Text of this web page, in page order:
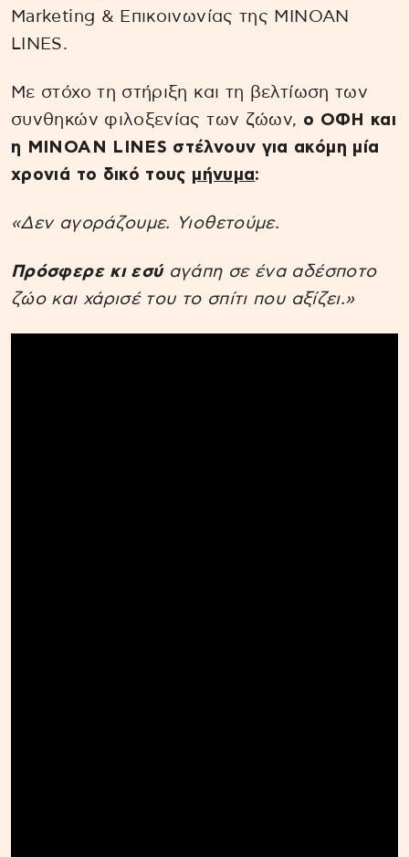
Marketing & Επικοινωνίας της MINOAN
LINES.
Με στόχο τη στήριξη και τη βελτίωση των
συνθηκών φιλοξενίας των ζώων, ο ΟΦΗ και
η MINOAN LINES στέλνουν για ακόμη μία
χρονιά το δικό τους μήνυμα:
«Δεν αγοράζουμε. Υιοθετούμε.
Πρόσφερε κι εσύαγάπη σε ένα αδέσποτο
ζώο και χάρισέ του το σπίτι που αξίζει.»